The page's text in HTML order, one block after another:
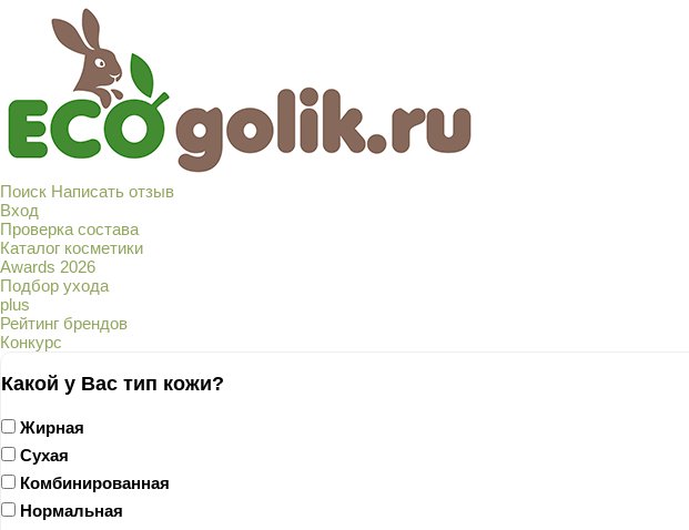
Поиск Написать отзыв
Вход
Проверка состава
Каталог косметики
Awards 2026
Подбор ухода
plus
Рейтинг брендов
Конкурс
Какой у Вас тип кожи?
Жирная
Сухая
Комбинированная
Нормальная